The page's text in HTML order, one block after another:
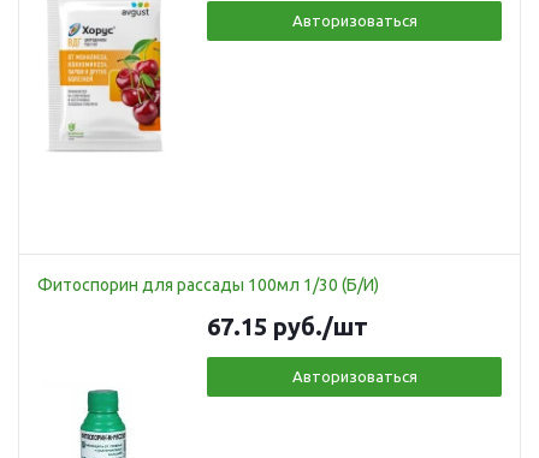
Авторизоваться
Фитоспорин для рассады 100мл 1/30 (Б/И)
67.15 руб./шт
Авторизоваться